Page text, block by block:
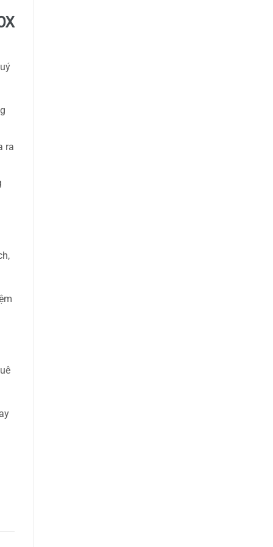
ra